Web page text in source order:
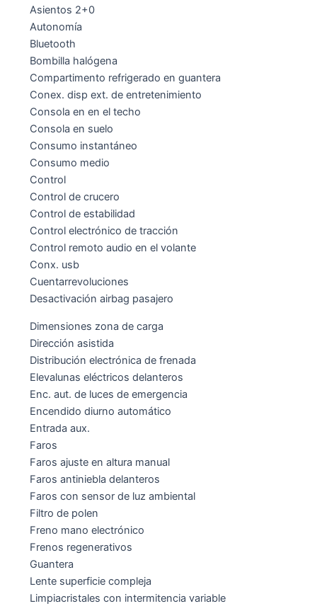
Asientos 2+0
Autonomía
Bluetooth
Bombilla halógena
Compartimento refrigerado en guantera
Conex. disp ext. de entretenimiento
Consola en en el techo
Consola en suelo
Consumo instantáneo
Consumo medio
Control
Control de crucero
Control de estabilidad
Control electrónico de tracción
Control remoto audio en el volante
Conx. usb
Cuentarrevoluciones
Desactivación airbag pasajero
Dimensiones zona de carga
Dirección asistida
Distribución electrónica de frenada
Elevalunas eléctricos delanteros
Enc. aut. de luces de emergencia
Encendido diurno automático
Entrada aux.
Faros
Faros ajuste en altura manual
Faros antiniebla delanteros
Faros con sensor de luz ambiental
Filtro de polen
Freno mano electrónico
Frenos regenerativos
Guantera
Lente superficie compleja
Limpiacristales con intermitencia variable